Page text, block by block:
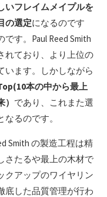
いフレイムメイプルを
の選定になるのです
す。Paul Reed Smith
れており、より上位の
います。しかしながら
本の中から最上
であり、これまた選
るのです。
Smith の製造工程は精
さたるや最上の木材で
クアップのワイヤリン
底した品質管理が行わ